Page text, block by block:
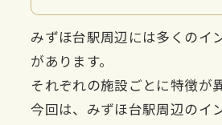
みずほ台駅周辺には多くのイ
があります。
それぞれの施設ごとに特徴が
今回は、みずほ台駅周辺のイ